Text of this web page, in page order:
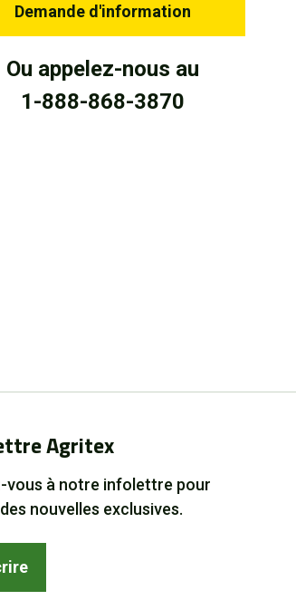
Demande d'information
Ou appelez-nous au
1-888-868-3870
Agritex
vous à notre infolettre pour
nouvelles exclusives.